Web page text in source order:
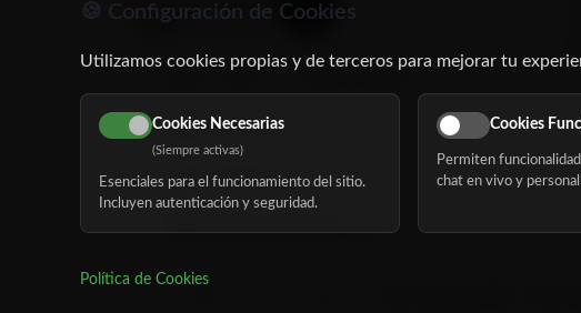
91 345 06 26
616 113 103
🍪 Configuración de Cookies
Utilizamos cookies propias y de terceros para mejorar tu
Cookies Necesarias
(Siempre activas)
Esenciales para el funcionamiento del sitio.
Incluyen autenticación y seguridad.
Cookies
Permiten
chat en vivo y
Política de Cookies